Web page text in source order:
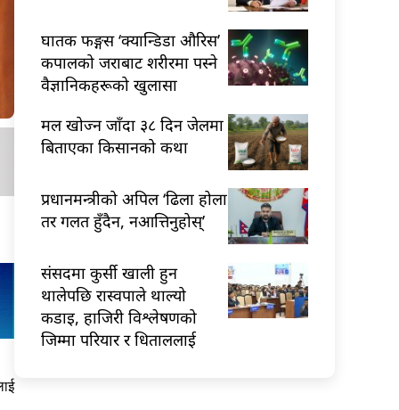
घातक फङ्गस ‘क्यान्डिडा औरिस’
कपालको जराबाट शरीरमा पस्ने
वैज्ञानिकहरूको खुलासा
मल खोज्न जाँदा ३८ दिन जेलमा
बिताएका किसानको कथा
प्रधानमन्त्रीको अपिल ‘ढिला होला
तर गलत हुँदैन, नआत्तिनुहोस्’
संसदमा कुर्सी खाली हुन
थालेपछि रास्वपाले थाल्यो
कडाइ, हाजिरी विश्लेषणको
जिम्मा परियार र धिताललाई